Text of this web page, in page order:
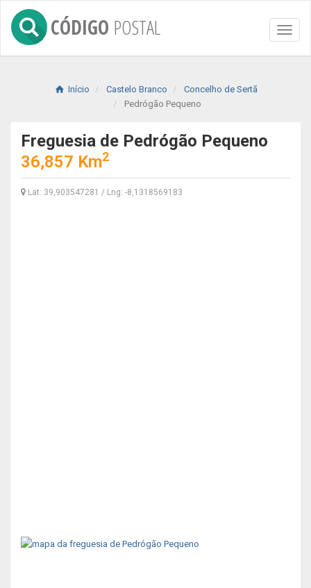
Toggle
CÓDIGO POSTAL
Início Castelo Branco
Concelho de Sertã
Pedrógão Pequeno
Freguesia de Pedrógão Pequeno
36,857 Km2
Lat: 39,903547281 / Lng: -8,1318569183